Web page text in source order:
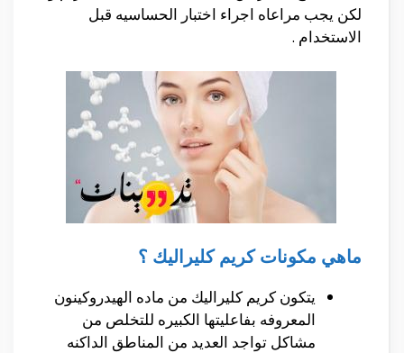
لكن يجب مراعاه اجراء اختبار الحساسيه قبل
الاستخدام .
ماهي مكونات كريم كليراليك ؟
يتكون كريم كليراليك من ماده الهيدروكينون
المعروفه بفاعليتها الكبيره للتخلص من
مشاكل تواجد العديد من المناطق الداكنه